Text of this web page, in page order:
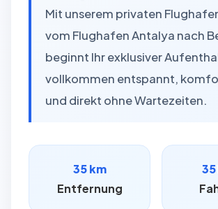
Mit unserem privaten
vom Flughafen Antalya nach
beginnt Ihr exklusiver
vollkommen entspannt,
und direkt ohne Wartezeiten.
35 km
Entfernung